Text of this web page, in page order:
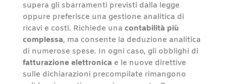
supera gli sbarramenti previsti dalla legge
oppure preferisce una gestione analitica di
ricavi e costi. Richiede una contabilità più
complessa, ma consente la deduzione analitica
di numerose spese. In ogni caso, gli obblighi di
fatturazione elettronica e le nuove direttive
sulle dichiarazioni precompilate rimangono